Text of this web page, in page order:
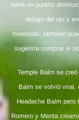
tome un puntito
debajo del ojo y
molestias, también
sugeriría comprar el
Temple Balm se
Balm se volvió viral,
Headache Balm
Romero y Menta